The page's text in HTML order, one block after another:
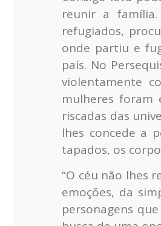
reunir a
refugiados,
onde partiu e
país. No
violentamente
mulheres foram
riscadas das
lhes concede a
tapados, os
“O céu não lhes
emoções, da
personagens